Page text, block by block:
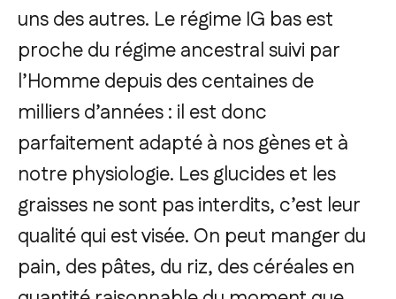
uns des autres. Le régime IG bas est
proche du régime ancestral suivi par
l’Homme depuis des centaines de
milliers d’années : il est donc
parfaitement adapté à nos gènes et à
notre physiologie. Les glucides et les
graisses ne sont pas interdits, c’est leur
qualité qui est visée. On peut manger du
pain, des pâtes, du riz, des céréales en